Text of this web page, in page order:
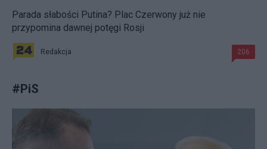
Parada słabości Putina? Plac Czerwony już nie
przypomina dawnej potęgi Rosji
Redakcja 206
#PiS